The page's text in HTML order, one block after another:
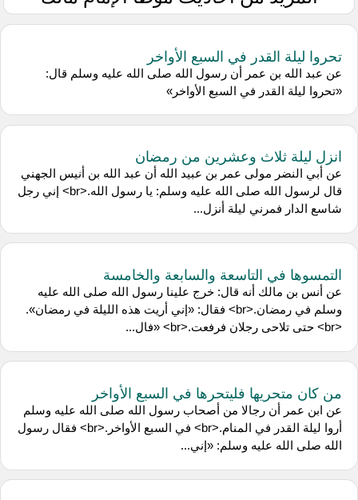
تحروا ليلة القدر في السبع الأواخر
عن عبد الله بن عمر أن رسول الله صلى الله عليه وسلم قال:
«تحروا ليلة القدر في السبع الأواخر»
انزل ليلة ثلاث وعشرين من رمضان
عن أبي النضر مولى عمر بن عبيد الله أن عبد الله بن أنيس الجهني
قال لرسول الله صلى الله عليه وسلم: يا رسول الله.<br> إني رجل
شاسع الدار فمرني ليلة أنزل...
التمسوها في التاسعة والسابعة والخامسة
عن أنس بن مالك أنه قال: خرج علينا رسول الله صلى الله عليه
وسلم في رمضان.<br> فقال: «إني أريت هذه الليلة في رمضان».
<br> حتى تلاحى رجلان فرفعت.<br> «فال...
من كان متحريها فليتحرها في السبع الأواخر
عن ابن عمر أن رجالا من أصحاب رسول الله صلى الله عليه وسلم
أروا ليلة القدر في المنام.<br> في السبع الأواخر.<br> فقال رسول
الله صلى الله عليه وسلم: «إني...